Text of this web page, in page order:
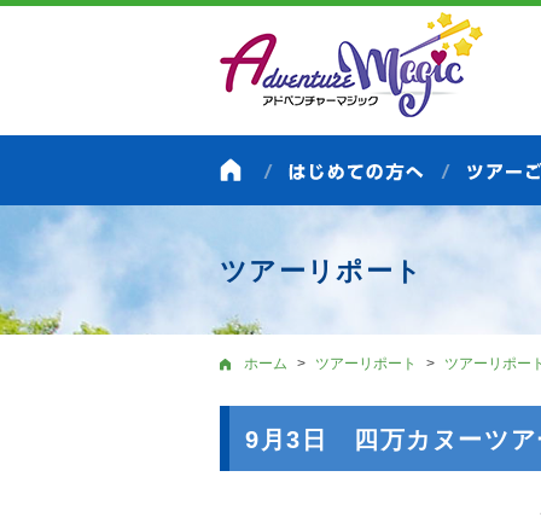
ツアーリポート
ホーム ツアーリポート ツアーリポー
9月3日 四万カヌーツ